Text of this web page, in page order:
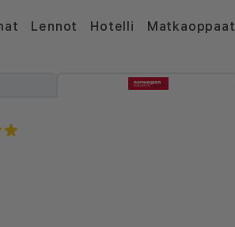
Lennot Hotelli Matkaoppaat